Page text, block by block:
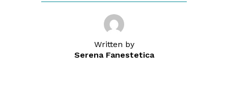
Written by
Serena Fanestetica